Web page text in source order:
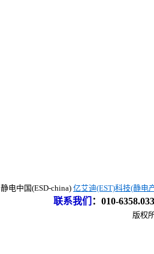
静电中国(ESD-china) 亿艾迪(EST)科技(静电
联系我们 ： 010-
版权